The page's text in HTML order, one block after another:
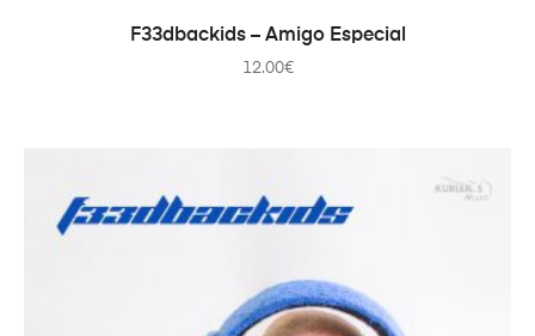
ADD TO CART
F33dbackids – Amigo Especial
12.00€